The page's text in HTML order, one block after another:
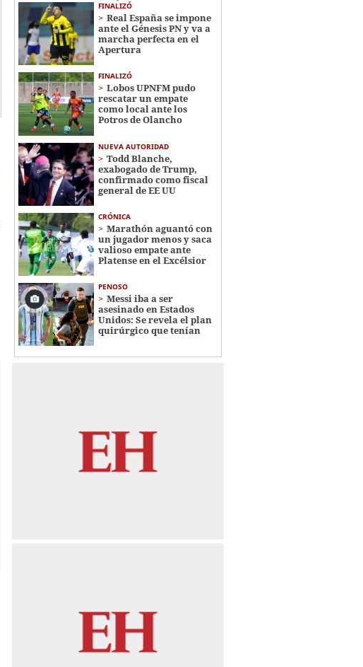
FINALIZÓ
Real España se impone
ante el Génesis PN y va a
marcha perfecta en el
Apertura
FINALIZÓ
Lobos UPNFM pudo
rescatar un empate
como local ante los
Potros de Olancho
NUEVA AUTORIDAD
Todd Blanche,
exabogado de Trump,
confirmado como fiscal
general de EE UU
CRÓNICA
Marathón aguantó con
un jugador menos y saca
valioso empate ante
Platense en el Excélsior
PENOSO
Messi iba a ser
asesinado en Estados
Unidos: Se revela el plan
quirúrgico que tenían